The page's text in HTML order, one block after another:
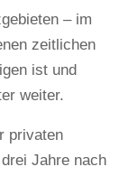
– im
zeitlichen
ist und
weiter.
privaten
Jahre nach